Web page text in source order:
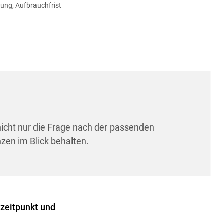
Aufbrauchfrist
nur die Frage nach der passenden
im Blick behalten.
und